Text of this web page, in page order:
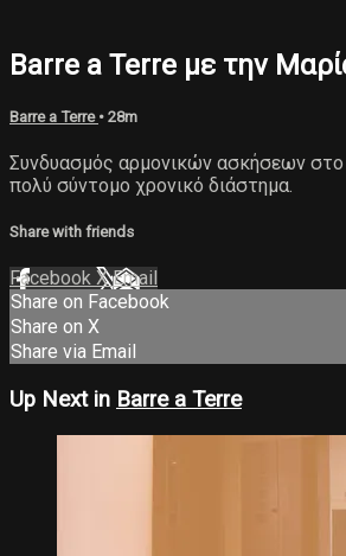
Barre a Terre με την
Barre a Terre • 28m
Συνδυασμός αρμονικών ασκήσεων στο
πολύ σύντομο χρονικό διάστημα.
Share with friends
Facebook XEmail
Share on Facebook
Share on X
Share via Email
Up Next in Barre a Terre